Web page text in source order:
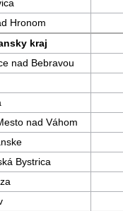
Hronom
kraj
nad Bebravou
nad Váhom
Bystrica